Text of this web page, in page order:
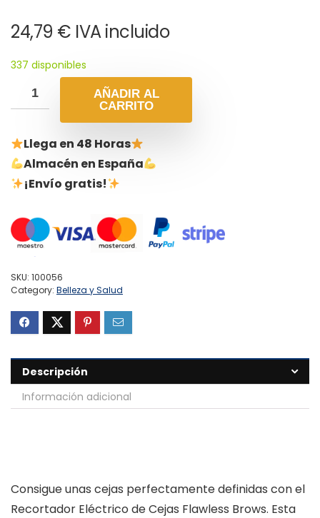
24,79 € IVA incluido
337 disponibles
AÑADIR AL
CARRITO
Llega en 48 Horas
Almacén en España
¡Envío gratis!
SKU: 100056
Category: Belleza y Salud
Descripción
Información adicional
Consigue unas cejas perfectamente definidas con el
Recortador Eléctrico de Cejas Flawless Brows. Esta